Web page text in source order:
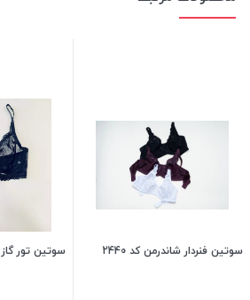
سوتین فنردار شاندرمن کد 2440 سوتین تور گاز 608 ژولی